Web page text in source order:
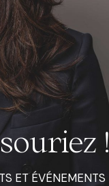
!
ET ÉVÉNEMENTS